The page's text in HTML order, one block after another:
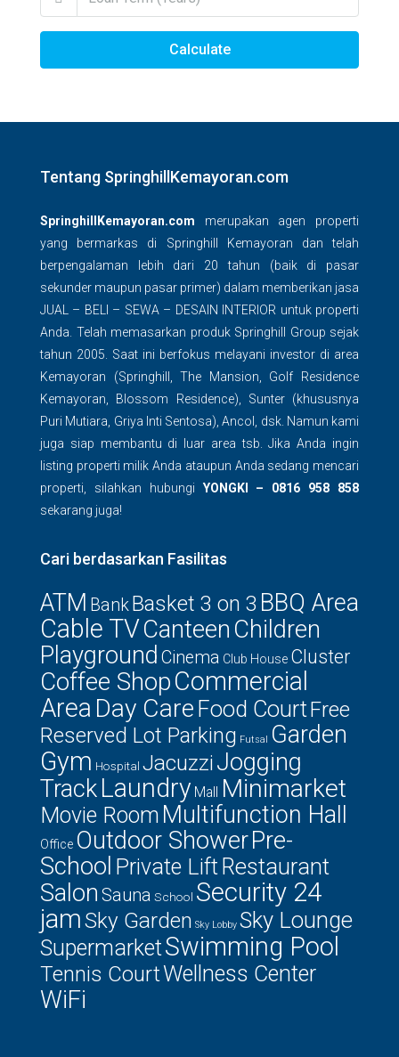
Calculate
Tentang SpringhillKemayoran.com
SpringhillKemayoran.com merupakan agen properti
yang bermarkas di Springhill Kemayoran dan telah
berpengalaman lebih dari 20 tahun (baik di pasar
sekunder maupun pasar primer) dalam memberikan jasa
JUAL – BELI – SEWA – DESAIN INTERIOR untuk properti
Anda. Telah memasarkan produk Springhill Group sejak
tahun 2005. Saat ini berfokus melayani investor di area
Kemayoran (Springhill, The Mansion, Golf Residence
Kemayoran, Blossom Residence), Sunter (khususnya
Puri Mutiara, Griya Inti Sentosa), Ancol, dsk. Namun kami
juga siap membantu di luar area tsb. Jika Anda ingin
listing properti milik Anda ataupun Anda sedang mencari
properti, silahkan hubungi YONGKI – 0816 958 858
sekarang juga!
Cari berdasarkan Fasilitas
ATM Bank Basket 3 on 3 BBQ Area
Cable TVCanteen Children
Playground Cinema Club House Cluster
Coffee ShopCommercial
Area Day Care Food CourtFree
Reserved Lot Parking Futsal Garden
Gym Hospital JacuzziJogging
TrackLaundry Mall Minimarket
Movie Room Multifunction Hall
Office Outdoor ShowerPre-
School Private Lift Restaurant
Salon Sauna School Security 24
jamSky Garden Sky Lobby Sky Lounge
SupermarketSwimming Pool
Tennis CourtWellness Center
WiFi